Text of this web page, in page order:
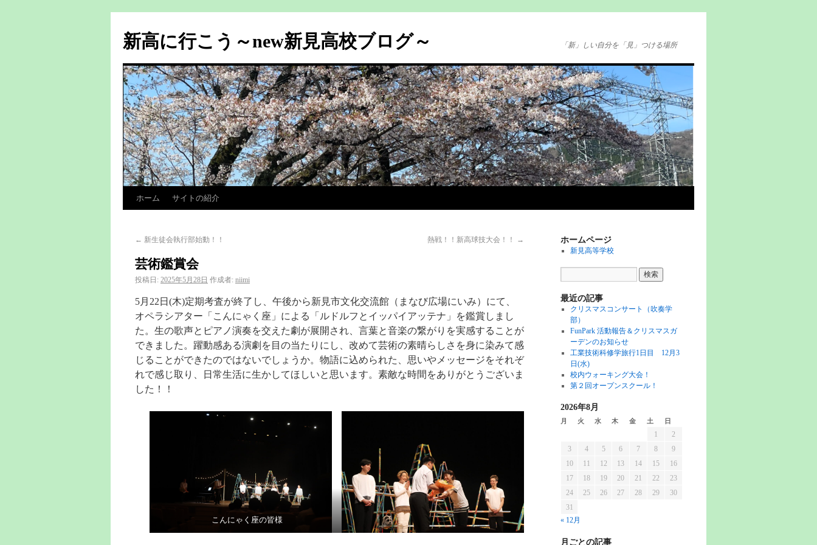
新高に行こう～new新見高校ブログ～ 「新」しい自分を「見」つける場所
ホーム サイトの紹介
← 新生徒会執行部始動！！ 熱戦！！新高球技大会！！ →
芸術鑑賞会
投稿日: 2025年5月28日 作成者: niimi
5月22日(木)定期考査が終了し、午後から新見市文化交流館（まなび広場にいみ）にて、
オペラシアター「こんにゃく座」による「ルドルフとイッパイアッテナ」を鑑賞しまし
た。生の歌声とピアノ演奏を交えた劇が展開され、言葉と音楽の繋がりを実感することが
できました。躍動感ある演劇を目の当たりにし、改めて芸術の素晴らしさを身に染みて感
じることができたのではないでしょうか。物語に込められた、思いやメッセージをそれぞ
れで感じ取り、日常生活に生かしてほしいと思います。素敵な時間をありがとうございま
した！！
こんにゃく座の皆様
ホームページ
新見高等学校
最近の記事
クリスマスコンサート（吹奏学
部）
FunPark 活動報告＆クリスマスガ
ーデンのお知らせ
工業技術科修学旅行1日目 12月3
日(水)
校内ウォーキング大会！
第２回オープンスクール！
2026年8月
月 火 水 木 金 土 日
« 12月
1
2
3
4 5 6 7 8
9
10
11 12 13 14 15
16
17
18 19 20 21 22
23
24
25 26 27 28 29
30
31
月ごとの記事